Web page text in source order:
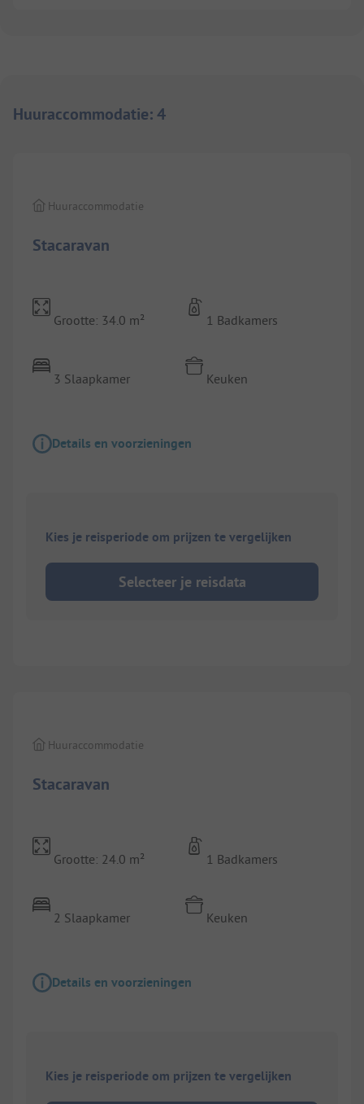
Huuraccommodatie:4
Stacaravan
Huuraccommodatie
Grootte: 34.0 m²
3 Slaapkamer
1 Badkamers
Keuken
Details en voorzieningen
Kies je reisperiode om prijzen te vergelijken
Selecteer je reisdata
Stacaravan
Huuraccommodatie
Grootte: 24.0 m²
2 Slaapkamer
1 Badkamers
Keuken
Details en voorzieningen
Kies je reisperiode om prijzen te vergelijken